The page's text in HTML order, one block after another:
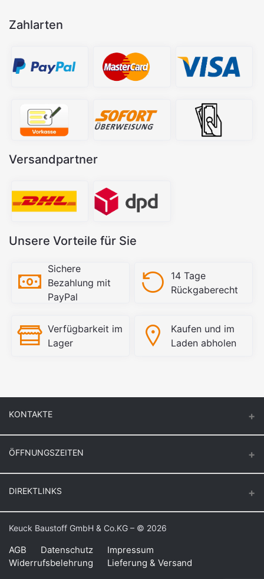
Zahlarten
Versandpartner
Unsere Vorteile für Sie
Sichere
Bezahlung mit
PayPal
14 Tage
Rückgaberecht
Verfügbarkeit im
Lager
Kaufen und im
Laden abholen
KONTAKTE
Butzenstr. 39
47918 Tönisvorst
Auf Google Maps anzeigen
Telefon: +49 21 58 – 10 91
Fax: +49 21 58 – 82 25
ÖFFNUNGSZEITEN
Montag – Donnerstag
6:30 – 16:00
Samstag
8:00 – 11:00
DIREKTLINKS
Login
Bestellverlauf
Meine Wunschliste
Keuck Baustoff GmbH & Co.KG – © 2026
AGB Datenschutz
Impressum
Widerrufsbelehrung
Lieferung & Versand